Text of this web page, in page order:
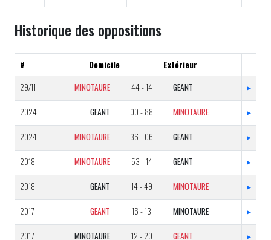
Historique des oppositions
# Domicile
Extérieur
29/11
MINOTAURE 44 - 14 GEANT ▸
2024 GEANT 00 - 88 MINOTAURE ▸
2024 MINOTAURE 36 - 06 GEANT ▸
2018 MINOTAURE 53 - 14 GEANT ▸
2018 GEANT 14 - 49 MINOTAURE ▸
2017 GEANT 16 - 13 MINOTAURE ▸
2017 MINOTAURE 12 - 20 GEANT ▸